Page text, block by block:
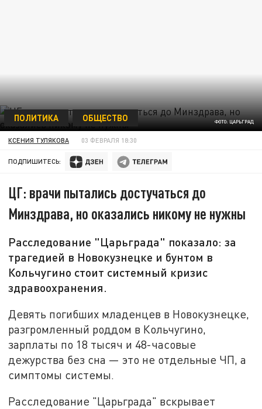
ФОТО: ЦАРЬГРАД
ПОЛИТИКА ОБЩЕСТВО
КСЕНИЯ ТУЛЯКОВА 03 ФЕВРАЛЯ 18:30
ПОДПИШИТЕСЬ:
ЦГ: врачи пытались достучаться до
Минздрава, но оказались никому не нужны
Расследование "Царьграда" показало: за
трагедией в Новокузнецке и бунтом в
Кольчугино стоит системный кризис
здравоохранения.
Девять погибших младенцев в Новокузнецке,
разгромленный роддом в Кольчугино,
зарплаты по 18 тысяч и 48-часовые
дежурства без сна — это не отдельные ЧП, а
симптомы системы.
Расследование "Царьграда" вскрывает